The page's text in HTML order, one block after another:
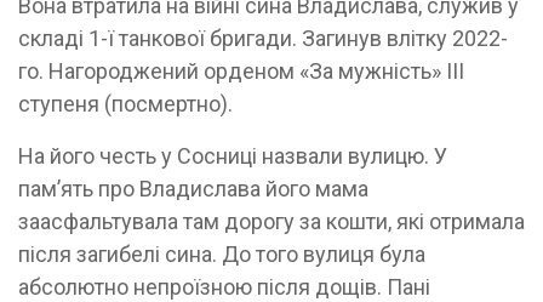
складі 1-ї танкової бригади. Загинув влітку 2022-
го. Нагороджений орденом «За мужність» ІІІ
ступеня (посмертно).
На його честь у Сосниці назвали вулицю. У
памʼять про Владислава його мама
заасфальтувала там дорогу за кошти, які отримала
після загибелі сина. До того вулиця була
абсолютно непроїзною після дощів. Пані